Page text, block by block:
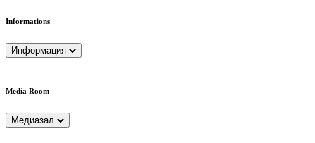
Informations
Информация
Media Room
Медиазал